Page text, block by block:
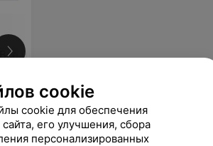
Все цены
cookie
cookie для обеспечения
его улучшения, сбора
персонализированных